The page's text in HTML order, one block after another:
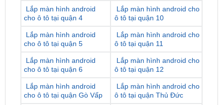
Lắp màn hình android
cho ô tô tại quận 5
Lắp màn hình android cho
ô tô tại quận 11
Lắp màn hình android
cho ô tô tại quận 6
Lắp màn hình android cho
ô tô tại quận 12
Lắp màn hình android
cho ô tô tại quận Gò Vấp
Lắp màn hình android cho
ô tô tại quận Thủ Đức
Lắp màn hình android
cho ô tô tại quận Tân Bình
Lắp màn hình android cho
ô tô tại quận Bình Tân